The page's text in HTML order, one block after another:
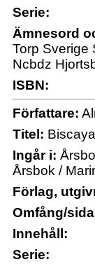
Serie:
Ämnesord
Torp Sverige
Ncbdz
ISBN:
Författare:
Titel:
Ingår i:
Årsbok /
Förlag,
Omfång/
Innehåll:
Serie: